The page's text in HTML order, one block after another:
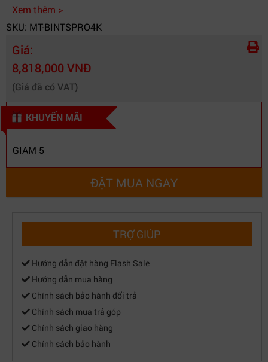
Xem thêm >
SKU: MT-BINTSPRO4K
Giá:
8,818,000 VNĐ
(Giá đã có VAT)
KHUYẾN MÃI
GIAM 5
ĐẶT MUA NGAY
TRỢ GIÚP
Hướng dẫn đặt hàng Flash Sale
Hướng dẫn mua hàng
Chính sách bảo hành đổi trả
Chính sách mua trả góp
Chính sách giao hàng
Chính sách bảo hành